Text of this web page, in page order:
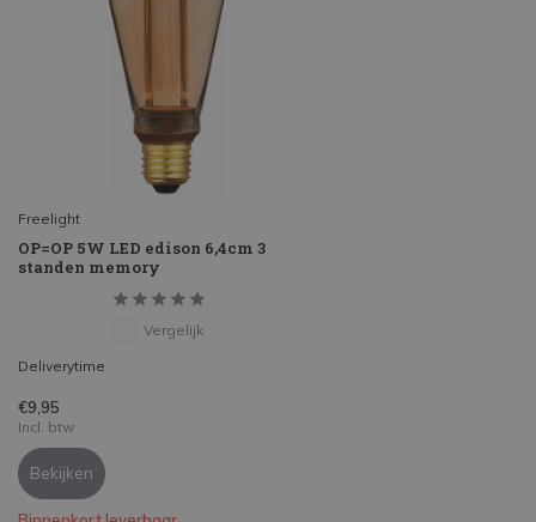
Freelight
OP=OP 5W LED edison 6,4cm 3
standen memory
Vergelijk
Deliverytime
€9,95
Incl. btw
Bekijken